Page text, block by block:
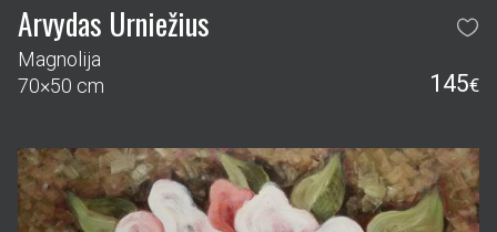
Arvydas Urniežius
Magnolija
70×50 cm
145€